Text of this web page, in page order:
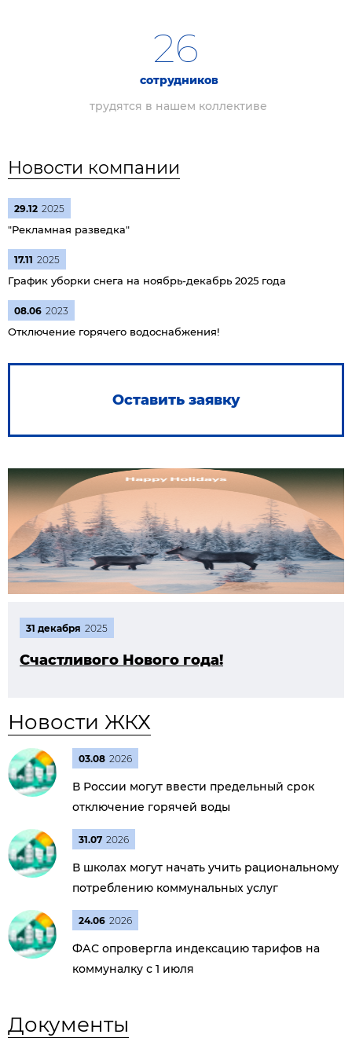
26
сотрудников
трудятся в нашем коллективе
Новости компании
29.12 2025
"Рекламная разведка"
17.11 2025
График уборки снега на ноябрь-декабрь 2025 года
08.06 2023
Отключение горячего водоснабжения!
Оставить заявку
31 декабря 2025
Счастливого Нового года!
Новости ЖКХ
03.08 2026
В России могут ввести предельный срок
отключение горячей воды
31.07 2026
В школах могут начать учить рациональному
потреблению коммунальных услуг
24.06 2026
ФАС опровергла индексацию тарифов на
коммуналку с 1 июля
Документы